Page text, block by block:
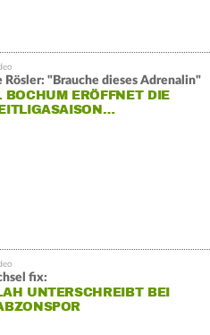
Rösler: "Brauche dieses Adrenalin"
BOCHUM ERÖFFNET DIE
fix:
UNTERSCHREIBT BEI